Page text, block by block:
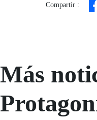
Compartir :
Más